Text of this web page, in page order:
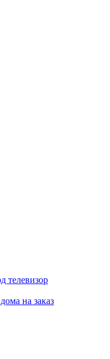
телевизор
на заказ